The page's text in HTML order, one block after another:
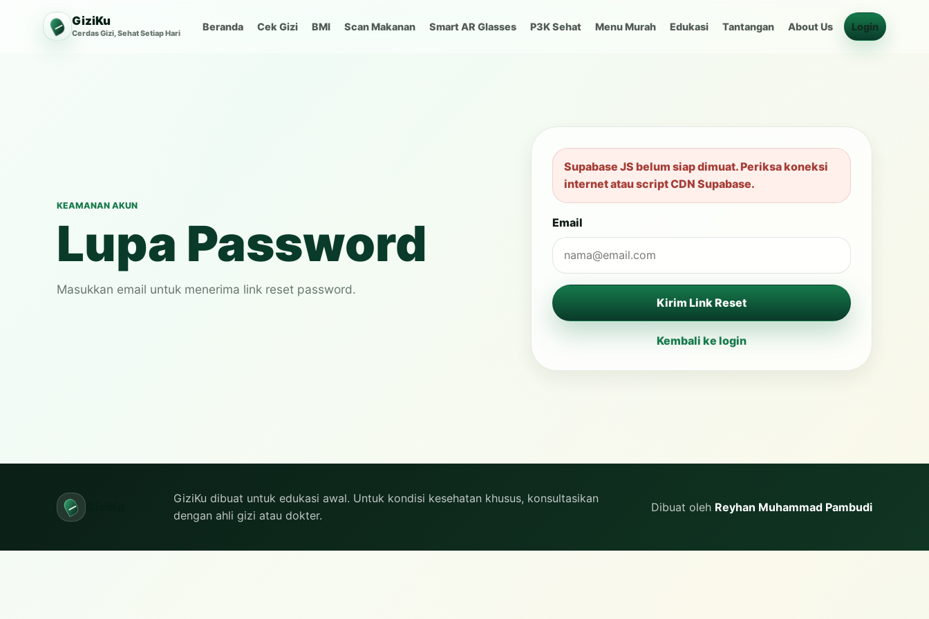
GiziKu
Cerdas Gizi, Sehat Setiap Hari
Beranda Cek Gizi BMI Scan Makanan Smart AR Glasses P3K Sehat Menu Murah Edukasi Tantangan About Us Login
KEAMANAN AKUN
Lupa Password
Masukkan email untuk menerima link reset password.
Supabase JS belum siap dimuat. Periksa koneksi
internet atau script CDN Supabase.
Email
Kirim Link Reset
Kembali ke login
GiziKu dibuat untuk edukasi awal. Untuk kondisi kesehatan khusus, konsultasikan
dengan ahli gizi atau dokter.
Dibuat oleh Reyhan Muhammad Pambudi